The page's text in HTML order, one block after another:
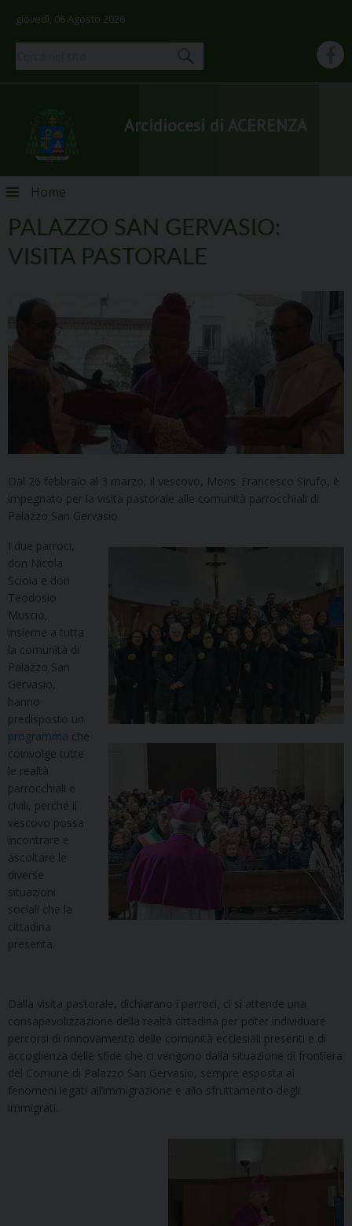
giovedì, 06 Agosto 2026
Arcidiocesi di ACERENZA
Skip
content
Home
PALAZZO SAN GERVASIO:
VISITA PASTORALE
Dal 26 febbraio al 3 marzo, il vescovo, Mons. Francesco Sirufo, è
impegnato per la visita pastorale alle comunità parrocchiali di
Palazzo San Gervasio.
I due parroci,
don Nicola
Scioia e don
Teodosio
Muscio,
insieme a tutta
la comunità di
Palazzo San
Gervasio,
hanno
predisposto un
programma che
coinvolge tutte
le realtà
parrocchiali e
civili, perché il
vescovo possa
incontrare e
ascoltare le
diverse
situazioni
sociali che la
cittadina
presenta.
Dalla visita pastorale, dichiarano i parroci, ci si attende una
consapevolizzazione della realtà cittadina per poter individuare
percorsi di rinnovamento delle comunità ecclesiali presenti e di
accoglienza delle sfide che ci vengono dalla situazione di frontiera
del Comune di Palazzo San Gervasio, sempre esposta ai
fenomeni legati all’immigrazione e allo sfruttamento degli
immigrati.